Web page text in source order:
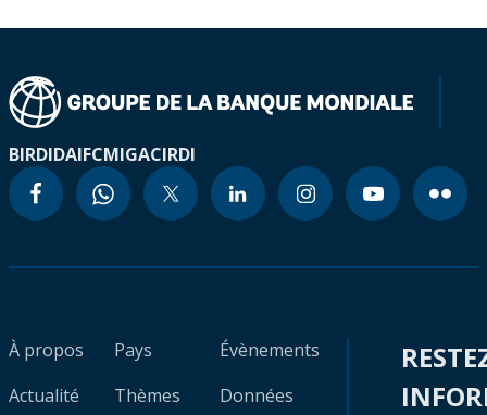
BIRDIDAIFCMIGACIRDI
À propos
Actualité
Pays
Thèmes
Évènements
Données